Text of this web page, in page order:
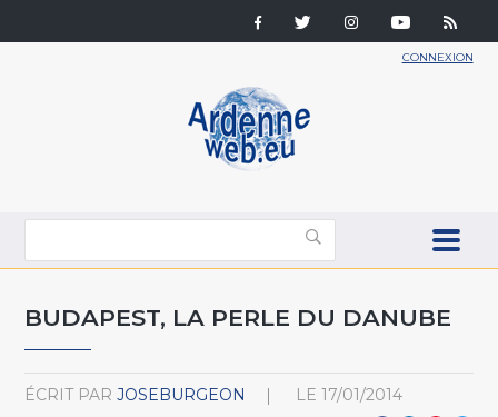
CONNEXION
BUDAPEST, LA PERLE DU DANUBE
ÉCRIT PAR JOSEBURGEON LE 17/01/2014